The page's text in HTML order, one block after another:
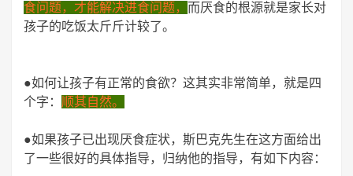
食问题，才能解决进食问题， 而厌食的根源就是家长对
孩子的吃饭太斤斤计较了。
●如何让孩子有正常的食欲？ 这其实非常简单，就是四
个字： 顺其自然。
●如果孩子已出现厌食症状，斯巴克先生在这方面给出
了一些很好的具体指导，归纳他的指导，有如下内容：